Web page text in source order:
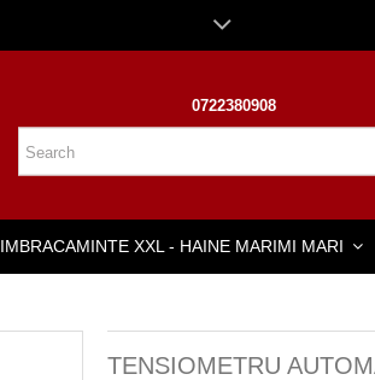
0722380908
IMBRACAMINTE XXL - HAINE MARIMI MARI
TENSIOMETRU